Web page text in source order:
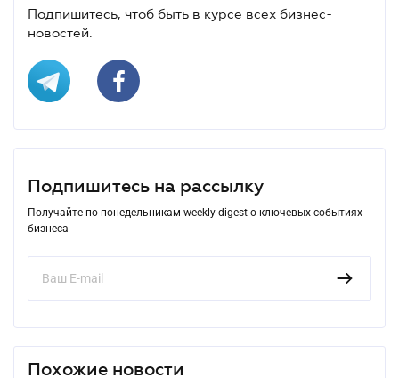
Подпишитесь, чтоб быть в курсе всех бизнес-
новостей.
Подпишитесь на рассылку
Получайте по понедельникам weekly-digest о ключевых событиях
бизнеса
Похожие новости